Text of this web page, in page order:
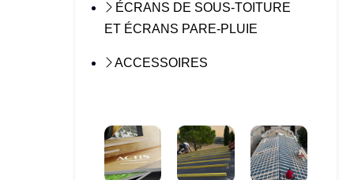
ÉCRANS DE SOUS-TOITURE
ET ÉCRANS PARE-PLUIE
ACCESSOIRES